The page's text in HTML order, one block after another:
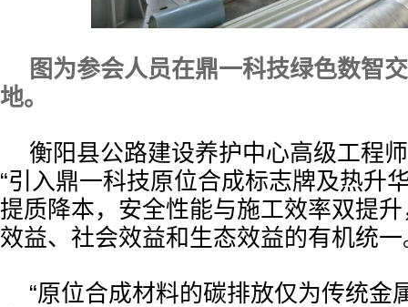
图为参会人员在鼎一科技绿色数智
地。
衡阳县公路建设养护中心高级工程
“引入鼎一科技原位合成标志牌及热升
提质降本，安全性能与施工效率双提
效益、社会效益和生态效益的有机统一
“原位合成材料的碳排放仅为传统金